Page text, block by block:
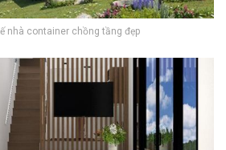
nhà container chồng tầng đẹp